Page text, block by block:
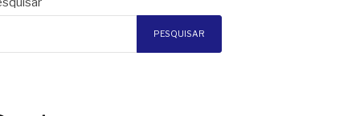
PESQUISAR